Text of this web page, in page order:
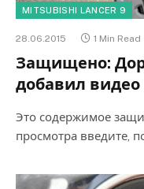
MITSUBISHI LANCER 9
28.06.2015 1 Min Read
Защищено:
добавил видео
Это содержимое
просмотра введите,